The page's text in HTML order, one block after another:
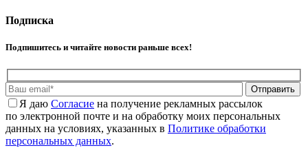
Подписка
Подпишитесь и читайте новости раньше всех!
Отправить
Я даю Cогласие на получение рекламных рассылок
по электронной почте и на обработку моих персональных
данных на условиях, указанных в Политике обработки
персональных данных.